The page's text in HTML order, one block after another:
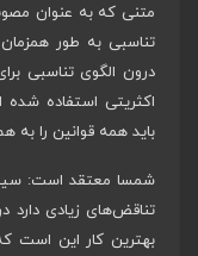
متنی که به عنوان
تناسبی به طور
درون الگوی تناسبی
اکثریتی استفاده شده
باید همه قوانین را به
شمسا معتقد است:
تناقض‌های زیادی دارد